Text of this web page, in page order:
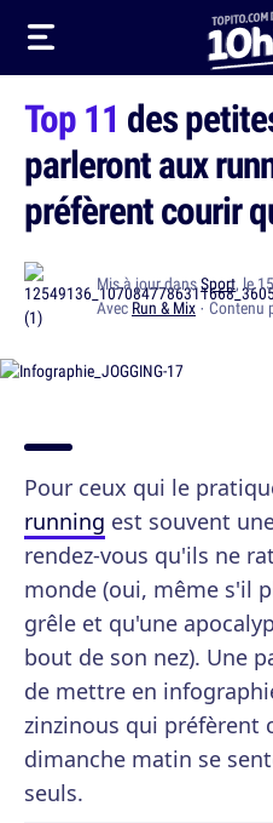
Top 11 des
parleront aux
préfèrent courir
Mis à jour dansSport, le
Avec Run & Mix · Contenu
Pour ceux qui le
running est souvent
rendez-vous qu'ils ne
monde (oui, même s'il
grêle et qu'une
bout de son nez). Une
de mettre en
zinzinous qui préfèrent
dimanche matin se
seuls.